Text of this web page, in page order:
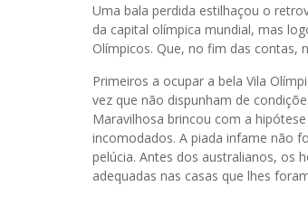
Uma bala perdida estilhaçou o
da capital olímpica mundial, mas
Olímpicos. Que, no fim das contas,
Primeiros a ocupar a bela Vila
vez que não dispunham de
Maravilhosa brincou com a
incomodados. A piada infame não
pelúcia. Antes dos australianos, os
adequadas nas casas que lhes